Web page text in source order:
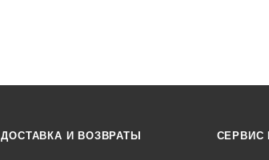
ДОСТАВКА И ВОЗВРАТЫ СЕРВИС